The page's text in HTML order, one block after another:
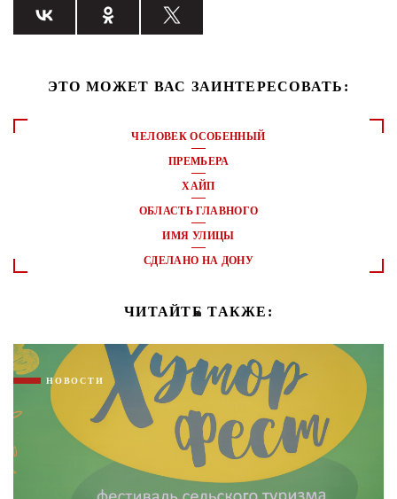
ЭТО МОЖЕТ ВАС ЗАИНТЕРЕСОВАТЬ:
ЧЕЛОВЕК ОСОБЕННЫЙ
ПРЕМЬЕРА
ХАЙП
ОБЛАСТЬ ГЛАВНОГО
ИМЯ УЛИЦЫ
СДЕЛАНО НА ДОНУ
ЧИТАЙТЕ ТАКЖЕ:
НОВОСТИ